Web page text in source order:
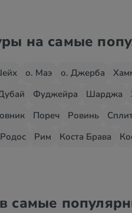
на самые
о. Маэ о. Джерба
Фуджейра Шарджа
Пореч Ровинь
Рим Коста Брава
самые